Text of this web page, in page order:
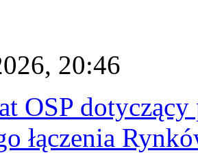
20:46
OSP
łączenia